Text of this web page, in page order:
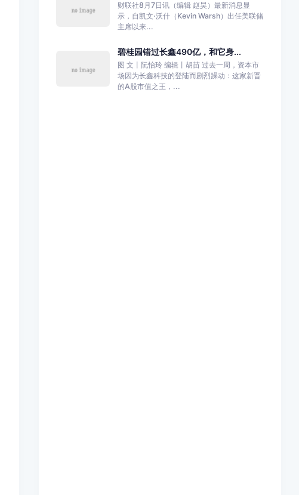
财联社8月7日讯（编辑 赵昊）最新消息显
示，自凯文·沃什（Kevin Warsh）出任美联储
主席以来...
碧桂园错过长鑫490亿，和它身...
图 文丨阮怡玲 编辑丨胡苗 过去一周，资本市
场因为长鑫科技的登陆而剧烈躁动：这家新晋
的A股市值之王，...